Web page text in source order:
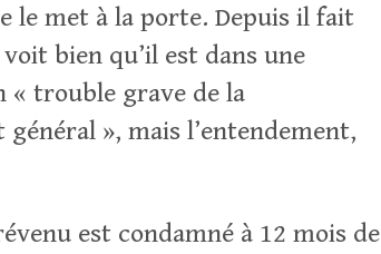
le met à la porte. Depuis il fait
bien qu’il est dans une
« trouble grave de la
», mais l’entendement,
est condamné à 12 mois de